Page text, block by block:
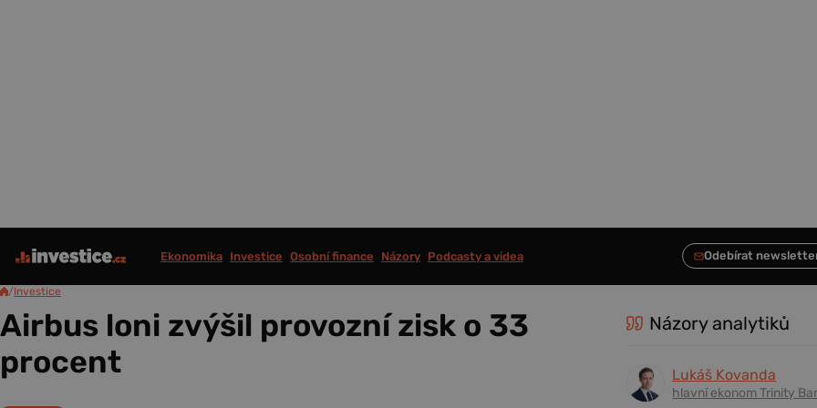
Ekonomika Investice Osobní finance Názory Podcasty a videa
/Investice
Airbus loni zvýšil provozní zisk o 33
procent
Názory analytiků
Lukáš Kovanda
hlavní ekonom Trinity